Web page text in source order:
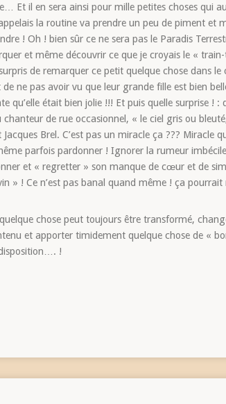
Et il en sera ainsi pour mille petites choses qui
la routine va prendre un peu de piment et
! Oh ! bien sûr ce ne sera pas le Paradis
et même découvrir ce que je croyais le «
de remarquer ce petit quelque chose dans
ne pas avoir vu que leur grande fille est bien
qu’elle était bien jolie !!! Et puis quelle surprise ! :
de rue occasionnel, « le ciel gris ou
Brel. C’est pas un miracle ça ??? Miracle
parfois pardonner ! Ignorer la rumeur
et « regretter » son manque de cœur et de
» ! Ce n’est pas banal quand même ! ça
chose peut toujours être transformé,
et apporter timidement quelque chose de «
!